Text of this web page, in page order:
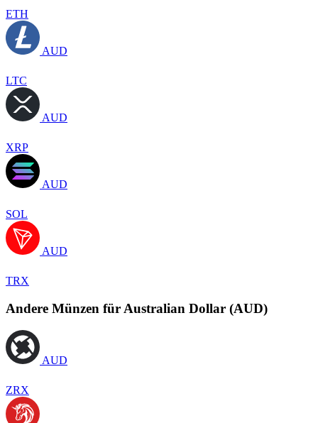
ETH
AUD
LTC
AUD
XRP
AUD
SOL
AUD
TRX
Andere Münzen für Australian Dollar (AUD)
AUD
ZRX